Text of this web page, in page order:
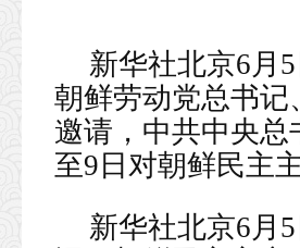
新华社北京6月
朝鲜劳动党总书
邀请，中共中央
至9日对朝鲜民主
新华社北京6月